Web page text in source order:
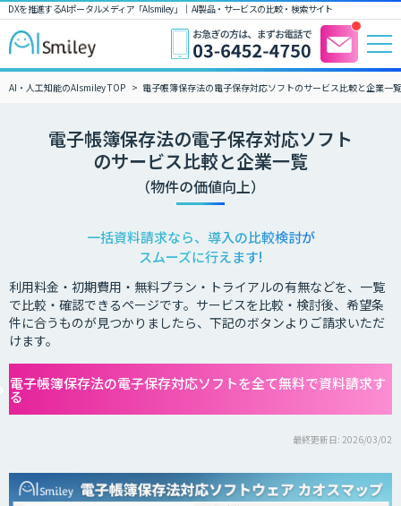
DXを推進するAIポータルメディア「AIsmiley」｜ AI製品・サービスの比較・検索サイト
AI・人工知能のAIsmiley TOP 電子帳簿保存法の電子保存対応ソフトのサービス比較と企業一
電子帳簿保存法の電子保存対応ソフト
のサービス比較と企業一覧
（物件の価値向上）
一括資料請求なら、導入の比較検討が
スムーズに行えます!
利用料金・初期費用・無料プラン・トライアルの有無などを、一覧
で比較・確認できるページです。サービスを比較・検討後、希望条
件に合うものが見つかりましたら、下記のボタンよりご請求いただ
けます。
電子帳簿保存法の電子保存対応ソフトを全て無料で資料請求す
る
最終更新日: 2026/03/02